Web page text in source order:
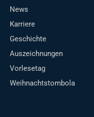
News
Karriere
Geschichte
Auszeichnungen
Vorlesetag
Weihnachtstombola